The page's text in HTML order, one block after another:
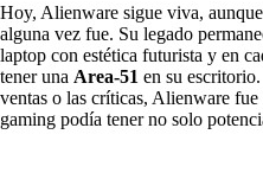
Hoy, Alienware sigue viva,
alguna vez fue. Su legado
laptop con estética futurista y en
tener una Area-51 en su
ventas o las críticas, Alienware
gaming podía tener no solo